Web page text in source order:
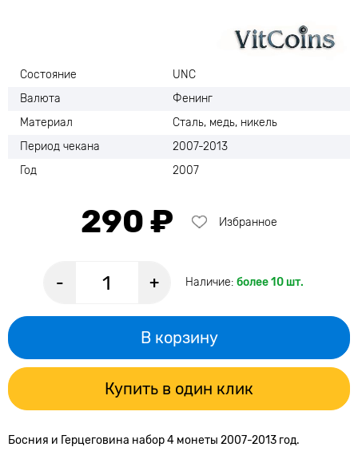
Состояние
UNC
Валюта
Фенинг
Материал
Сталь, медь, никель
Период чекана
2007-2013
Год
2007
290 ₽ Избранное
- + Наличие: более 10 шт.
В корзину
Купить в один клик
Босния и Герцеговина набор 4 монеты 2007-2013 год.